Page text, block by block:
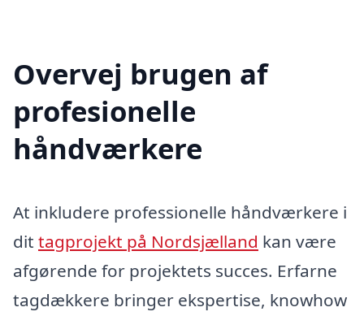
Overvej brugen af
profesionelle
håndværkere
At inkludere professionelle håndværkere i
dit tagprojekt på Nordsjælland kan være
afgørende for projektets succes. Erfarne
tagdækkere bringer ekspertise, knowhow